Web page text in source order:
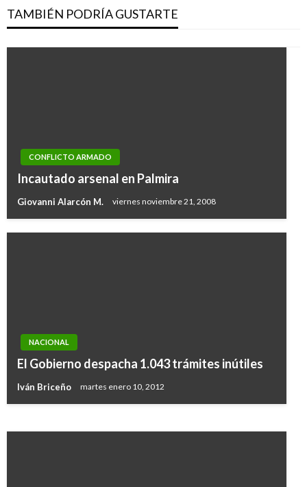
TAMBIÉN PODRÍA GUSTARTE
CONFLICTO ARMADO
Incautado arsenal en Palmira
Giovanni Alarcón M. viernes noviembre 21, 2008
NACIONAL
El Gobierno despacha 1.043 trámites inútiles
Iván Briceño martes enero 10, 2012
NACIONAL
Ministerio de Salud pide fortalecer la